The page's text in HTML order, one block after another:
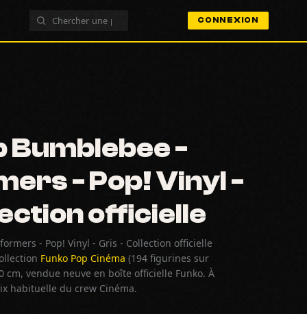
CONNEXION
Bumblebee -
- Pop! Vinyl -
officielle
- Pop! Vinyl - Gris - Collection officielle
Funko Pop Cinéma (194 figurines sur
cm, vendue neuve en boîte officielle Funko. À
habituelle du crew Cinéma.